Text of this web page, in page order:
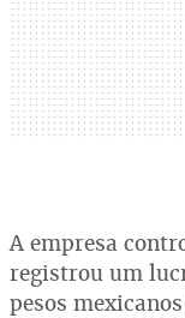
A empresa
registrou um
pesos